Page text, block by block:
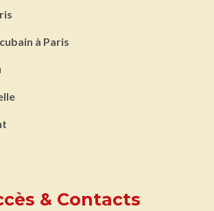
à Paris
& Contacts